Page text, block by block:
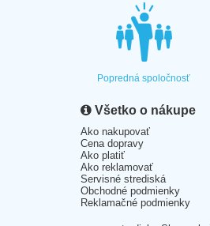
Popredná spoločnosť
Všetko o nákupe
Ako nakupovať
Cena dopravy
Ako platiť
Ako reklamovať
Servisné strediská
Obchodné podmienky
Reklamačné podmienky